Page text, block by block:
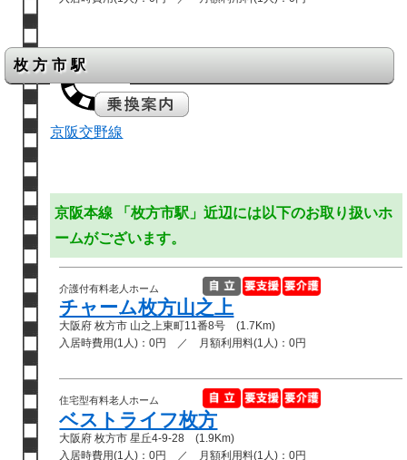
枚方市駅
京阪交野線
京阪本線 「枚方市駅」近辺には以下のお取り扱いホ
ームがございます。
介護付有料老人ホーム
チャーム枚方山之上
大阪府 枚方市 山之上東町11番8号 (1.7Km)
入居時費用(1人)：0円 ／ 月額利用料(1人)：0円
住宅型有料老人ホーム
ベストライフ枚方
大阪府 枚方市 星丘4-9-28 (1.9Km)
入居時費用(1人)：0円 ／ 月額利用料(1人)：0円